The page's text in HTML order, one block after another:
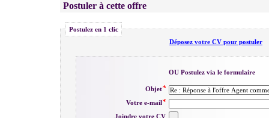
Postuler à cette offre
Postulez en 1 clic
Déposez votre CV pour postuler
OU Postulez via le formulaire
Objet
Votre e-mail
Joindre votre CV